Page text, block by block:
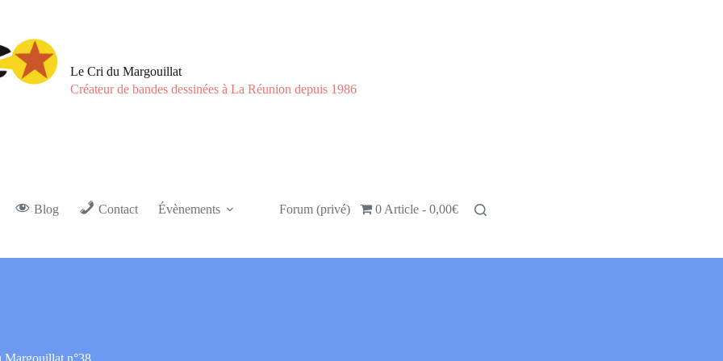
Le Cri du Margouillat
Créateur de bandes dessinées à La Réunion depuis 1986
Blog Contact Évènements Forum (privé) 0 Article 0,00€
Margouillat n°38